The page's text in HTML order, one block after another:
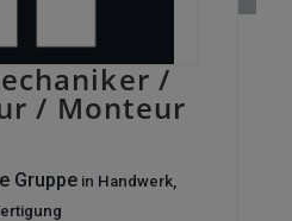
/
/ Monteur
Gruppe in Handwerk,